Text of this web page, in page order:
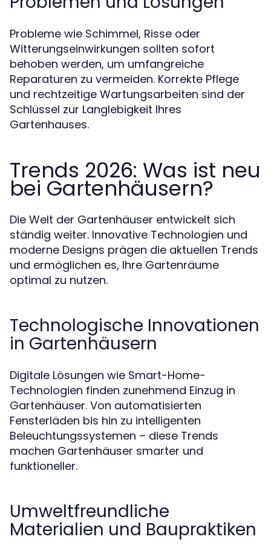
Probleme wie Schimmel, Risse oder
Witterungseinwirkungen sollten sofort
behoben werden, um umfangreiche
Reparaturen zu vermeiden. Korrekte Pflege
und rechtzeitige Wartungsarbeiten sind der
Schlüssel zur Langlebigkeit Ihres
Gartenhauses.
Trends 2026: Was ist neu
bei Gartenhäusern?
Die Welt der Gartenhäuser entwickelt sich
ständig weiter. Innovative Technologien und
moderne Designs prägen die aktuellen Trends
und ermöglichen es, Ihre Gartenräume
optimal zu nutzen.
Technologische Innovationen
in Gartenhäusern
Digitale Lösungen wie Smart-Home-
Technologien finden zunehmend Einzug in
Gartenhäuser. Von automatisierten
Fensterläden bis hin zu intelligenten
Beleuchtungssystemen – diese Trends
machen Gartenhäuser smarter und
funktioneller.
Umweltfreundliche
Materialien und Baupraktiken